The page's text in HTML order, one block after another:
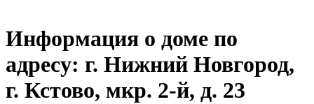
Информация о доме по
адресу: г. Нижний Новгород,
г. Кстово, мкр. 2-й, д. 23